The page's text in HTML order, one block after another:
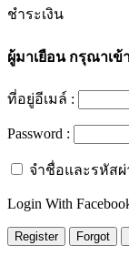
ชำระเงิน
ผู้มาเยือนกรุณาเข้
ที่อยู่อีเมล์ :
Password :
จำชื่อและรหัส
Login With